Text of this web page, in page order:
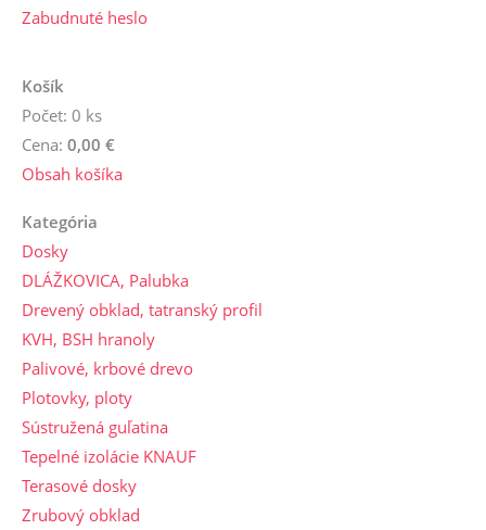
Zabudnuté heslo
Košík
Počet: 0 ks
Cena: 0,00 €
Obsah košíka
Kategória
Dosky
DLÁŽKOVICA, Palubka
Drevený obklad, tatranský profil
KVH, BSH hranoly
Palivové, krbové drevo
Plotovky, ploty
Sústružená guľatina
Tepelné izolácie KNAUF
Terasové dosky
Zrubový obklad